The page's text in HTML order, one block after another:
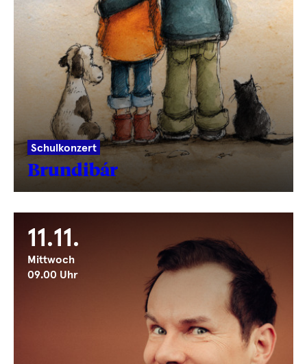
Schulkonzert
Brundibár
11.11.
Mittwoch
09.00 Uhr